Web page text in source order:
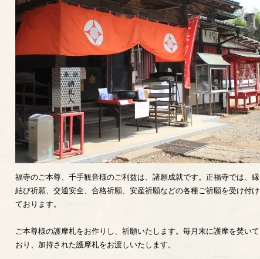
福寺のご本尊、千手観音様のご利益は、諸願成就です。正福寺では、縁
結び祈願、交通安全、合格祈願、安産祈願などの各種ご祈願を受け付け
ております。
ご本尊様の護摩札をお作りし、祈願いたします。毎月末に護摩を焚いて
おり、加持された護摩札をお渡しいたします。